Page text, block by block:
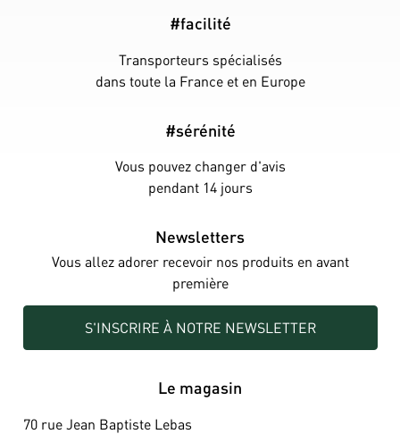
#facilité
Transporteurs spécialisés
dans toute la France et en Europe
#sérénité
Vous pouvez changer d'avis
pendant 14 jours
Newsletters
Vous allez adorer recevoir nos produits en avant
première
S'INSCRIRE À NOTRE NEWSLETTER
Le magasin
70 rue Jean Baptiste Lebas